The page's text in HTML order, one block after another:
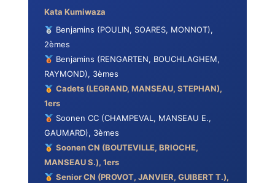
Kata Kumiwaza
Benjamins (POULIN, SOARES, MONNOT),
2èmes
Benjamins (RENGARTEN, BOUCHLAGHEM,
RAYMOND), 3èmes
Cadets (LEGRAND, MANSEAU, STEPHAN),
1ers
Soonen CC (CHAMPEVAL, MANSEAU E.,
GAUMARD), 3èmes
Soonen CN (BOUTEVILLE, BRIOCHE,
MANSEAU S.), 1ers
Senior CN (PROVOT, JANVIER, GUIBERT T.),